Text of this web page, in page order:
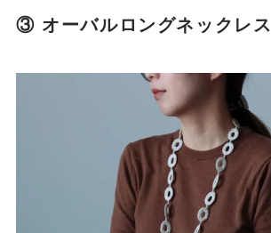
③ オーバルロングネックレス